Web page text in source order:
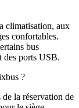
climatisation, aux
confortables.
bus
des ports USB.
?
la réservation de